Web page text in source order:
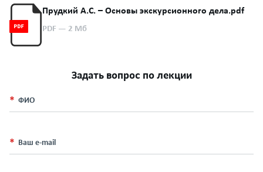
Прудкий А.С. – Основы экскурсионного дела.pdf
PDF — 2 Мб
Задать вопрос по лекции
ФИО
Ваш e-mail